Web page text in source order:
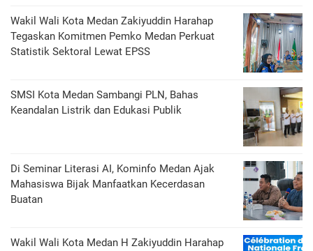
Wakil Wali Kota Medan Zakiyuddin Harahap
Tegaskan Komitmen Pemko Medan Perkuat
Statistik Sektoral Lewat EPSS
SMSI Kota Medan Sambangi PLN, Bahas
Keandalan Listrik dan Edukasi Publik
Di Seminar Literasi AI, Kominfo Medan Ajak
Mahasiswa Bijak Manfaatkan Kecerdasan
Buatan
Wakil Wali Kota Medan H Zakiyuddin Harahap